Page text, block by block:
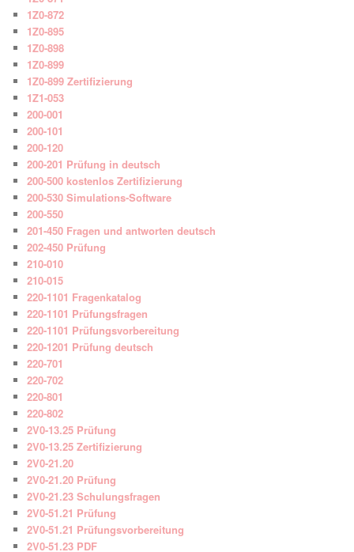
1Z0-872
1Z0-895
1Z0-898
1Z0-899
1Z0-899 Zertifizierung
1Z1-053
200-001
200-101
200-120
200-201 Prüfung in deutsch
200-500 kostenlos Zertifizierung
200-530 Simulations-Software
200-550
201-450 Fragen und antworten deutsch
202-450 Prüfung
210-010
210-015
220-1101 Fragenkatalog
220-1101 Prüfungsfragen
220-1101 Prüfungsvorbereitung
220-1201 Prüfung deutsch
220-701
220-702
220-801
220-802
2V0-13.25 Prüfung
2V0-13.25 Zertifizierung
2V0-21.20
2V0-21.20 Prüfung
2V0-21.23 Schulungsfragen
2V0-51.21 Prüfung
2V0-51.21 Prüfungsvorbereitung
2V0-51.23 PDF